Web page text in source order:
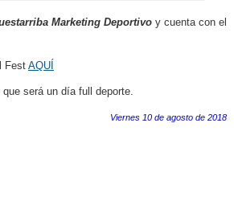
Marketing Deportivoy cuenta con el
Fest AQUÍ
que será un día full deporte.
Viernes 10 de agosto de 2018